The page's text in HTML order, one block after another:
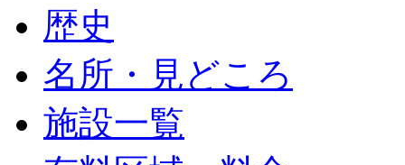
歴史
名所・見どころ
施設一覧